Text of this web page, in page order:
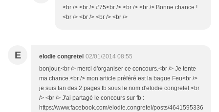
<br /> <br /> #75<br /> <br /> <br /> Bonne chance !
<br /> <br /> <br /> <br />
E elodie congretel 02/01/2014 08:55
bonjour,<br /> merci d'organiser ce concours.<br /> Je tente
ma chance.<br /> mon article préféré est la bague Feu<br />
je suis fan des 2 pages fb sous le nom d'elodie congretel.<br
/> <br /> J'ai partagé le concours sur fb :
https://www.facebook.com/elodie.congretel/posts/4641595336